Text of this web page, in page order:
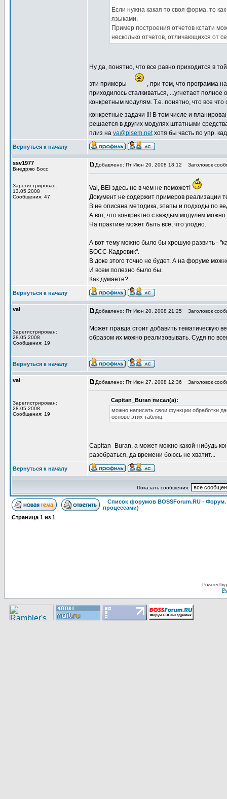
Если нужна какая то своя форма, то
языками.
Пример построения отчетов кстати
несколько отчетов, отличающихся от
Ну да, понятно, что все равно приходится в
эти примеры
, при том, что программа
приходилось сталкиваться, ...угнетает
конкретным модулям. Т.е. понятно, что все
конкретные задачи !!! В том числе и
решается в других модулях штатными
плиз на va@pisem.netхотя бы часть по упр.
Вернуться к началу
ssv1977
Внедряю Босс
Зарегистрирован:
13.05.2008
Сообщения: 47
Добавлено: Пт Июн 20, 2008 18:12 Заголовок
Val, BEI здесь не в чем не поможет!
Документ не содержит примеров реализации
В не описана методика, этапы и подходы по
А вот, что конкректно с каждым модулем
На практике может быть все, что угодно.
А вот тему можно было бы хрошую развить -
БОСС-Кадровик".
В доке этого точно не будет. А на форуме
И всем полезно было бы.
Как думаете?
Вернуться к началу
val
Зарегистрирован:
28.05.2008
Сообщения: 19
Добавлено: Пт Июн 20, 2008 21:25 Заголовок
Может правда стоит добавить тематическую
образом их можно реализовывать. Судя по
Вернуться к началу
val
Зарегистрирован:
28.05.2008
Сообщения: 19
Добавлено: Пт Июн 27, 2008 12:36 Заголовок
Capitan_Buran писал(а):
можно написать свои функции обработки
основе этих таблиц.
Capitan_Buran, а может можно какой-нибудь
разобраться, да времени боюсь не хватит...
Вернуться к началу
Показать сообщения:
Список форумов BOSSForum.RU -
процессами)
Страница 1 из 1
Pоwerеd by